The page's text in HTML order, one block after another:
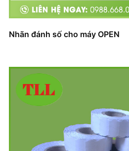
Nhãn đánh số cho máy OPEN